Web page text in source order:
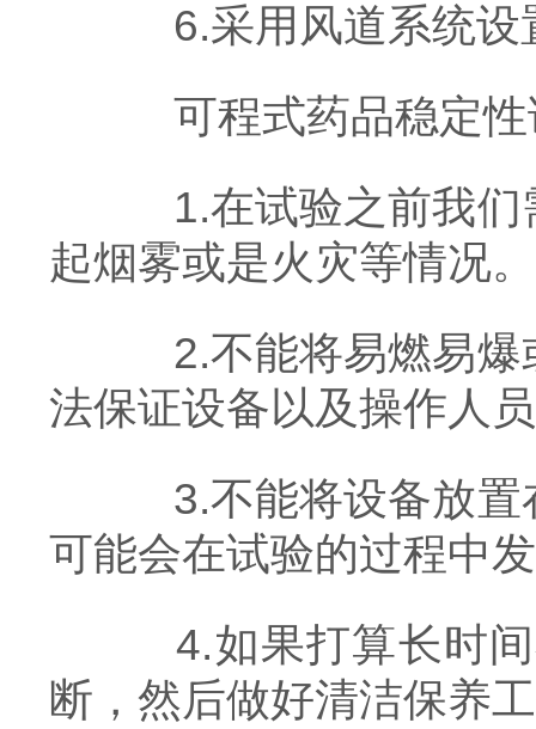
6.采用风道系统设
可程式药品稳定性
1.在试验之前我们
起烟雾或是火灾等情况。
2.不能将易燃易爆
法保证设备以及操作人
3.不能将设备放置
可能会在试验的过程中
4.如果打算长时间
断，然后做好清洁保养